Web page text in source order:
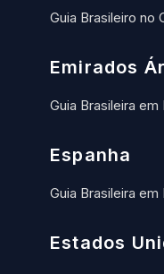
Guia Brasileiro no
Emirados
Guia Brasileira em
Espanha
Guia Brasileira em
Estados